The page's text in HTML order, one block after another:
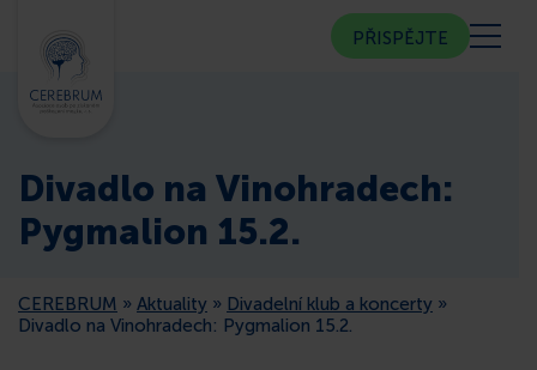
KOMUNITNÍ CENTRUM
PŘISPĚJTE
Divadlo na Vinohradech:
Pygmalion 15.2.
CEREBRUM » Aktuality » Divadelní klub a koncerty »
Divadlo na Vinohradech: Pygmalion 15.2.